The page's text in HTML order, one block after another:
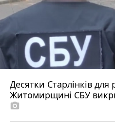
Десятки Старлінків для
Житомирщині СБУ
photo_camera